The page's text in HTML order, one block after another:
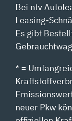
Bei ntv
Leasing-
Es gibt
* =
neuer Pkw